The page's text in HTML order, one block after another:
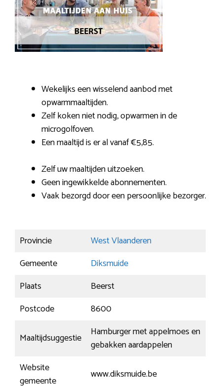
Wekelijks een wisselend aanbod met
opwarmmaaltijden.
Zelf koken niet nodig, opwarmen in de
microgolfoven.
Een maaltijd is er al vanaf €5,85.
Zelf uw maaltijden uitzoeken.
Geen ingewikkelde abonnementen.
Vaak bezorgd door een persoonlijke bezorger.
Provincie
West Vlaanderen
Gemeente
Diksmuide
Plaats
Beerst
Postcode
8600
Maaltijdsuggestie
Hamburger met appelmoes en
gebakken aardappelen
Website
gemeente
www.diksmuide.be